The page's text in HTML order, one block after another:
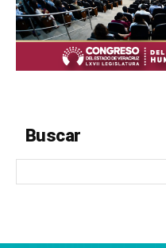
Buscar